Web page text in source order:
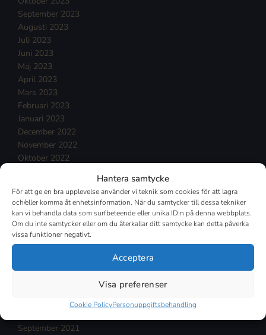
Hantera samtycke
För att ge en bra upplevelse använder vi teknik som cookies för att lagra
och/eller komma åt enhetsinformation. När du samtycker till dessa tekniker
kan vi behandla data som surfbeteende eller unika ID:n på denna webbplats.
Om du inte samtycker eller om du återkallar ditt samtycke kan detta påverka
vissa funktioner negativt.
Acceptera
Visa preferenser
Cookie PolicyPersonuppgiftsbehandling
September 2023
Augusti 2023
Juli 2023
Juni 2023
Maj 2023
April 2023
Mars 2023
Februari 2023
Januari 2023
December 2022
November 2022
Oktober 2022
Juli 2022
Juni 2022
Maj 2022
April 2022
November 2021
September 2021